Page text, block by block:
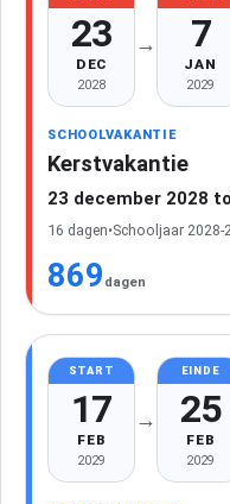
23
DEC
2028
→ 7
JAN
2029
SCHOOLVAKANTIE
Kerstvakantie
23 december 2028
16 dagen•Schooljaar 2028-
869 dagen
START
17
FEB
2029
→
EINDE
25
FEB
2029